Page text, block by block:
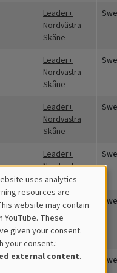
Leader+
Nordvästra
Skåne
Leader+
Nordvästra
Skåne
Leader+
Nordvästra
Skåne
Leader+
Nordvästra
Skåne
VIRTUE -
Leader NV
Skåne med
Öresund
VIRTUE -
uses analytics
resources are
website may contain
These
given your consent.
your consent.:
external content.